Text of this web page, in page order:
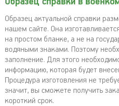
Образец актуальной справки
нашем сайте. Она
на простом бланке, а не на
водяными знаками. Поэтому
заполнение. Для этого
информацию, которая будет
Процедура изготовления не
значит, вы сможете получить
короткий срок.